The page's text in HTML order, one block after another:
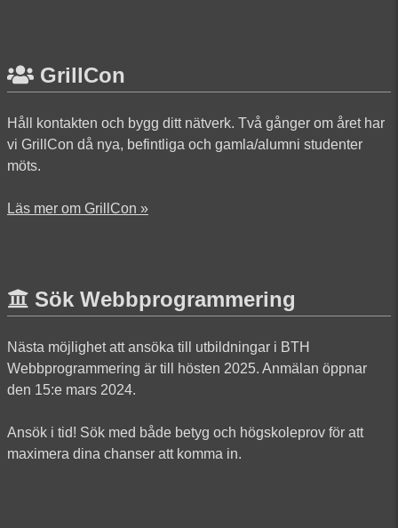
GrillCon
Håll kontakten och bygg ditt nätverk. Två gånger om året har
vi GrillCon då nya, befintliga och gamla/alumni studenter
möts.
Läs mer om GrillCon »
Sök Webbprogrammering
Nästa möjlighet att ansöka till utbildningar i BTH
Webbprogrammering är till hösten 2025. Anmälan öppnar
den 15:e mars 2024.
Ansök i tid! Sök med både betyg och högskoleprov för att
maximera dina chanser att komma in.